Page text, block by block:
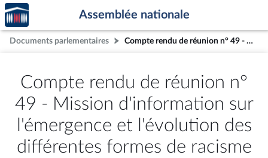
Aller au contenu
Aller en bas de la page
Accèder
à la
page
d'accueil
Assemblée nationale
Documents parlementaires Compte rendu de réunion n° 49 - Mission d'information sur l'émergence et l'évolution des différentes formes de racisme et les réponses à y apporter
Compte rendu de réunion n°
49 - Mission d'information sur
l'émergence et l'évolution des
différentes formes de racisme